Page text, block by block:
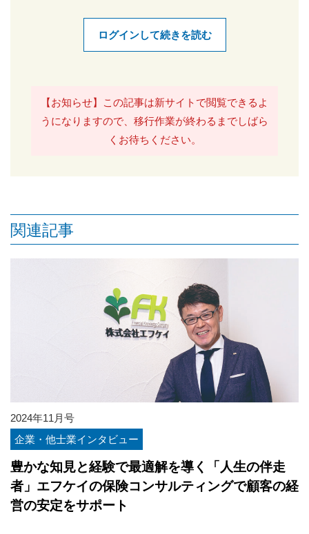
ログインして続きを読む
【お知らせ】この記事は新サイトで閲覧できるよ
うになりますので、移行作業が終わるまでしばら
くお待ちください。
関連記事
2024年11月号
企業・他士業インタビュー
豊かな知見と経験で最適解を導く「人生の伴走
者」エフケイの保険コンサルティングで顧客の経
営の安定をサポート